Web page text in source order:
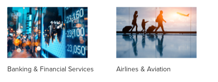
Banking & Financial Services Airlines & Aviation